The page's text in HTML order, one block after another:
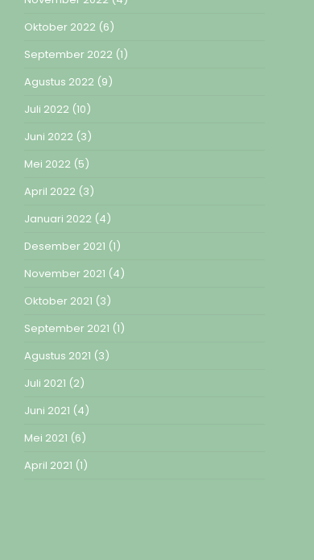
Oktober 2022 (6)
September 2022 (1)
Agustus 2022 (9)
Juli 2022 (10)
Juni 2022 (3)
Mei 2022 (5)
April 2022 (3)
Januari 2022 (4)
Desember 2021 (1)
November 2021 (4)
Oktober 2021 (3)
September 2021 (1)
Agustus 2021 (3)
Juli 2021 (2)
Juni 2021 (4)
Mei 2021 (6)
April 2021 (1)